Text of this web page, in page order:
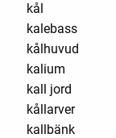
kål
kalebass
kålhuvud
kalium
kall jord
kållarver
kallbänk